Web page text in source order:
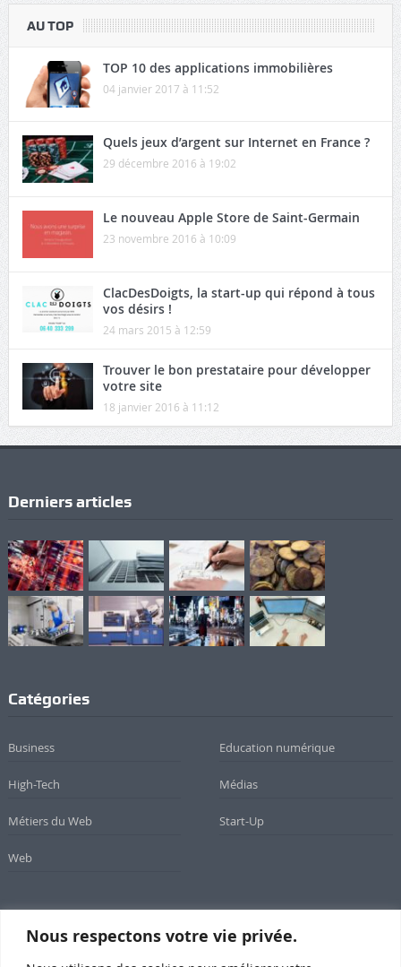
Nous respectons votre vie privée.
AU TOP
TOP 10 des applications immobilières
04 janvier 2017 à 11:52
Quels jeux d’argent sur Internet en France ?
29 décembre 2016 à 19:02
Le nouveau Apple Store de Saint-Germain
23 novembre 2016 à 10:09
ClacDesDoigts, la start-up qui répond à tous
vos désirs !
24 mars 2015 à 12:59
Trouver le bon prestataire pour développer
votre site
18 janvier 2016 à 11:12
Derniers articles
Catégories
Business Education numérique
High-Tech Médias
Métiers du Web Start-Up
Web
Newsletter